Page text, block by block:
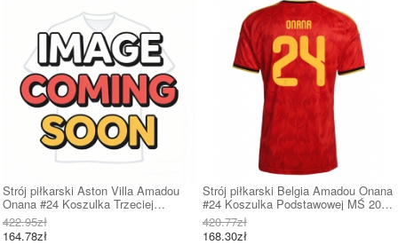
Strój piłkarski Aston Villa Amadou
Onana #24 Koszulka Trzeciej
dziecięce 2026-27 Krótki Rękaw (+
Krótkie spodenki)
422.95zł
164.78zł
Strój piłkarski Belgia Amadou Onana
#24 Koszulka Podstawowej MŚ 2026
Krótki Rękaw
420.77zł
168.30zł